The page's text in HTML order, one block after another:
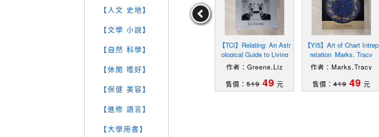
【人文 史地】
【文學 小說】
【自然 科學】
【休閒 嗜好】
【保健 美容】
【進修 語言】
【大學用書】
【VHP】姓名學的工具箱
作者：思學齋主
元
【VDS】下班後和貓咪喝
一杯，就愛這樣的幸福日
作者：趙晟恩,紀仲威
【TCI】Relating: An Astr
ological Guide to Living
With Others on a Small
作者：Greene,Liz
售價：519 49 元
【YI5】Art of Chart Intrep
retation_Marks, Tracy
作者：Marks,Tracy
售價：419 49 元